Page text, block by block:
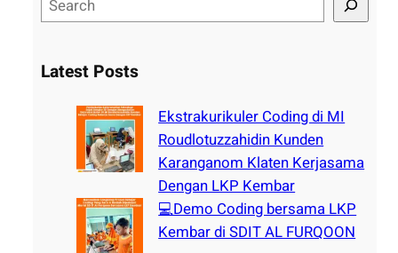
e
rLatest Posts
Ekstrakurikuler Coding di MI
Roudlotuzzahidin Kunden
Karanganom Klaten Kerjasama
Dengan LKP Kembar
💻Demo Coding bersama LKP
Kembar di SDIT AL FURQOON